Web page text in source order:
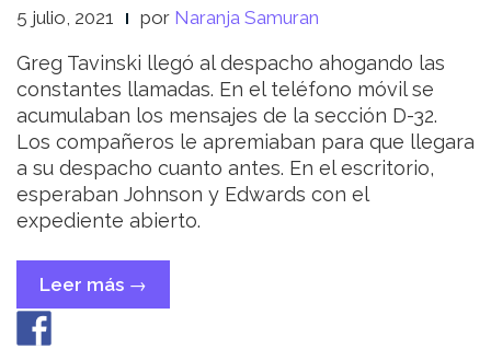
5 julio, 2021 por Naranja Samuran
Greg Tavinski llegó al despacho ahogando las
constantes llamadas. En el teléfono móvil se
acumulaban los mensajes de la sección D-32.
Los compañeros le apremiaban para que llegara
a su despacho cuanto antes. En el escritorio,
esperaban Johnson y Edwards con el
expediente abierto.
Leer más « Celebridad
inalcanzable»
→